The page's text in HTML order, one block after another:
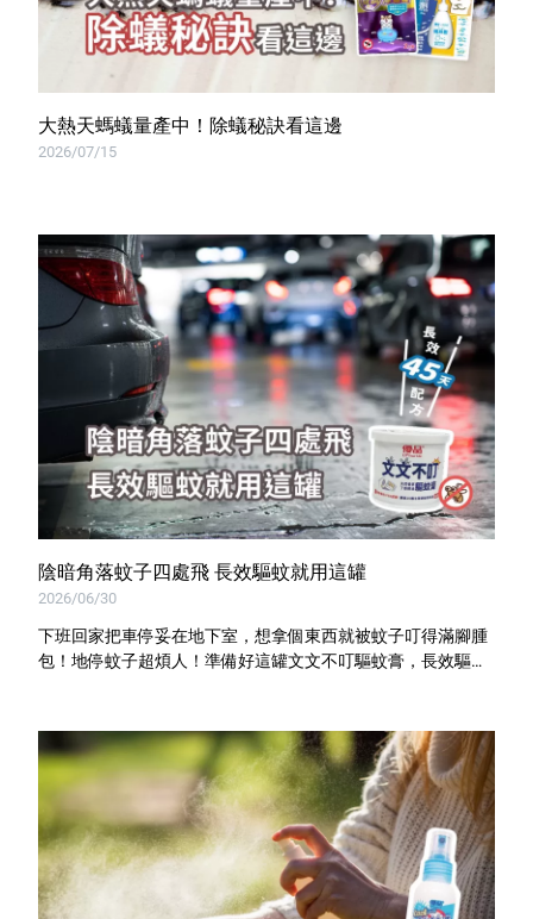
關於優品
會員權益
會員中心
Facebook粉絲專頁
Line
Youtube
大熱天螞蟻量產中！除蟻秘訣看這邊
2026/07/15
陰暗角落蚊子四處飛 長效驅蚊就用這罐
2026/06/30
下班回家把車停妥在地下室，想拿個東西就被蚊子叮得滿腳腫
包！地停蚊子超煩人！準備好這罐文文不叮驅蚊膏，長效驅趕